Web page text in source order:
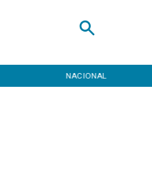
REGIONAL